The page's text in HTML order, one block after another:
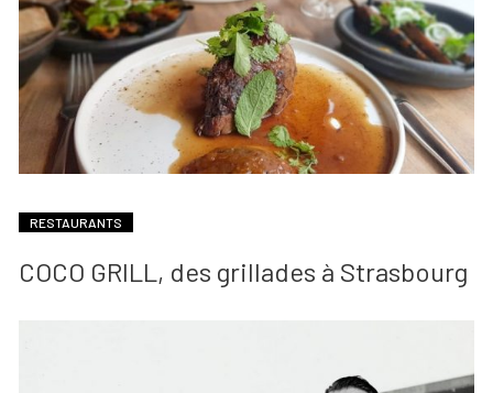
RESTAURANTS
COCO GRILL, des grillades à Strasbourg